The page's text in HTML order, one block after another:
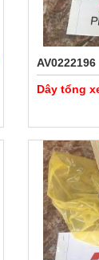
AV0222196
Dây tổng